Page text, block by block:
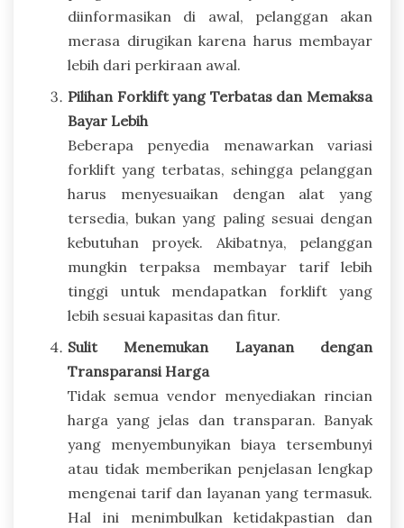
diinformasikan di awal, pelanggan akan
merasa dirugikan karena harus membayar
lebih dari perkiraan awal.
Pilihan Forklift yang Terbatas dan Memaksa
Bayar Lebih
Beberapa penyedia menawarkan variasi
forklift yang terbatas, sehingga pelanggan
harus menyesuaikan dengan alat yang
tersedia, bukan yang paling sesuai dengan
kebutuhan proyek. Akibatnya, pelanggan
mungkin terpaksa membayar tarif lebih
tinggi untuk mendapatkan forklift yang
lebih sesuai kapasitas dan fitur.
Sulit Menemukan Layanan dengan
Transparansi Harga
Tidak semua vendor menyediakan rincian
harga yang jelas dan transparan. Banyak
yang menyembunyikan biaya tersembunyi
atau tidak memberikan penjelasan lengkap
mengenai tarif dan layanan yang termasuk.
Hal ini menimbulkan ketidakpastian dan